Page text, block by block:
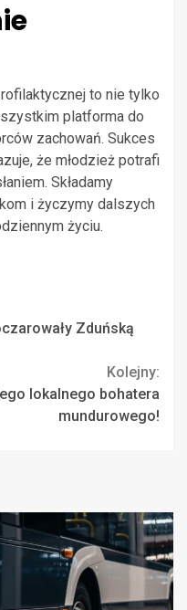
to nie tylko
platforma do
zachowań. Sukces
że młodzież potrafi
Składamy
i życzymy dalszych
życiu.
Zduńską
Kolejny:
lokalnego bohatera
mundurowego!